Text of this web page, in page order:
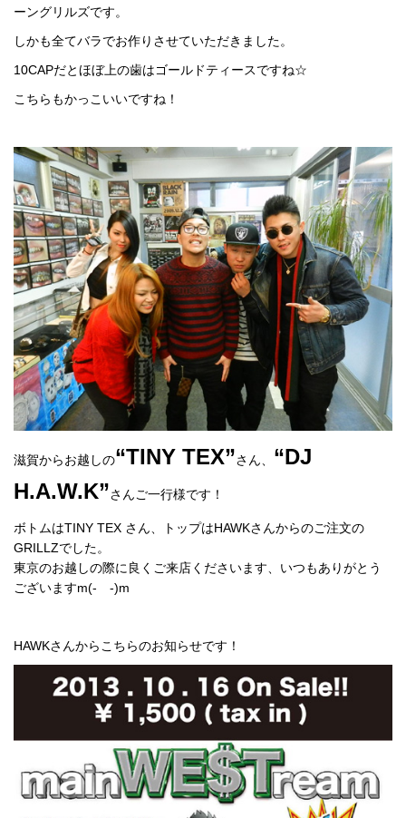
ーングリルズです。
しかも全てバラでお作りさせていただきました。
10CAPだとほぼ上の歯はゴールドティースですね☆
こちらもかっこいいですね！
滋賀からお越しの“TINY TEX”さん、 “DJ
H.A.W.K”さんご一行様です！
ボトムはTINY TEX さん、トップはHAWKさんからのご注文の
GRILLZでした。
東京のお越しの際に良くご来店くださいます、いつもありがとう
ございますm(- -)m
HAWKさんからこちらのお知らせです！